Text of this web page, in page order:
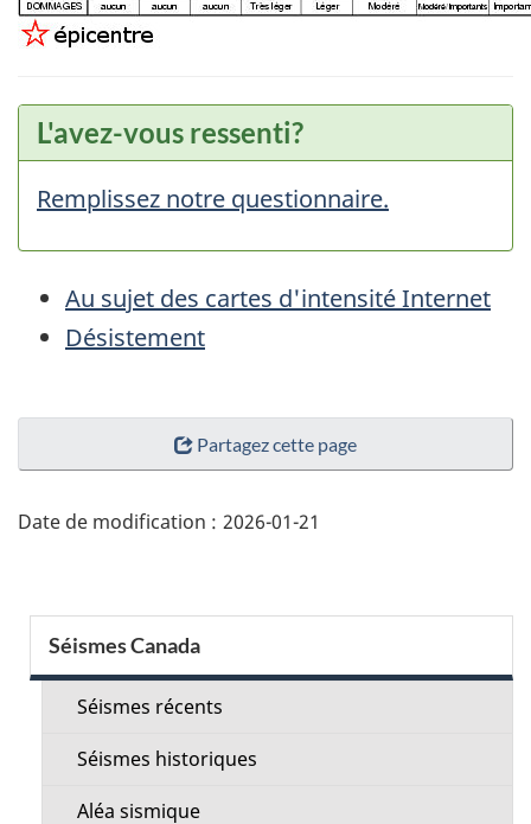
L'avez-vous ressenti?
Remplissez notre questionnaire.
Au sujet des cartes d'intensité Internet
Désistement
"Détails
page"
Partagez cette page
Date de modification : 2026-01-21
Menu
de
Séismes Canada
Séismes récents
Séismes historiques
Aléa sismique